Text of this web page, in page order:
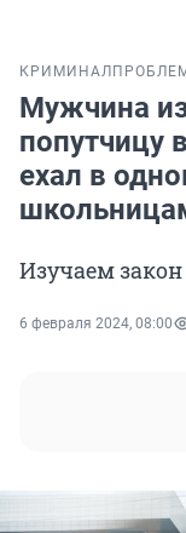
КРИМИНАЛ
Мужчина
попутчицу
ехал в
Изучаем
6 февраля 2024, 08:00